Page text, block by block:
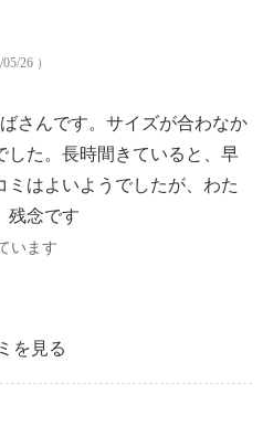
26 ）
さんです。サイズが合わなか
した。長時間きていると、早
ミはよいようでしたが、わた
残念です
います
を見る